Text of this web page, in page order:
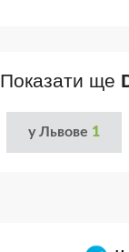
Показати ще
у Львове 1